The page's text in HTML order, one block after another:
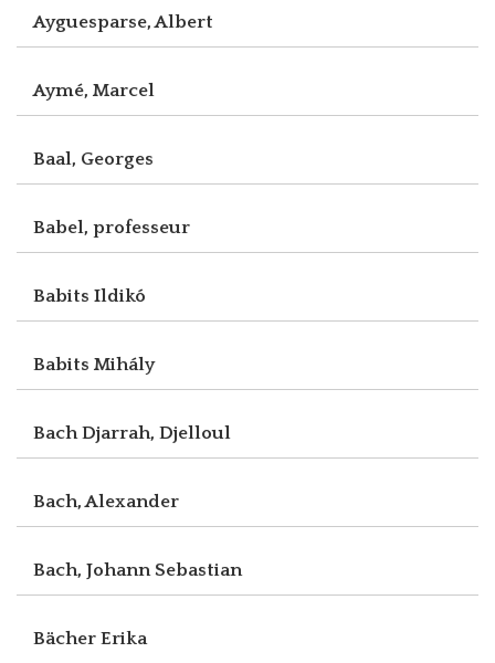
Ayguesparse, Albert
Aymé, Marcel
Baal, Georges
Babel, professeur
Babits Ildikó
Babits Mihály
Bach Djarrah, Djelloul
Bach, Alexander
Bach, Johann Sebastian
Bächer Erika